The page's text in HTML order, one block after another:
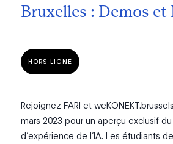
Bruxelles : Demos
HORS-LIGNE
Rejoignez FARI et
mars 2023 pour un aperçu exclusif
d’expérience de l’IA. Les étudiants